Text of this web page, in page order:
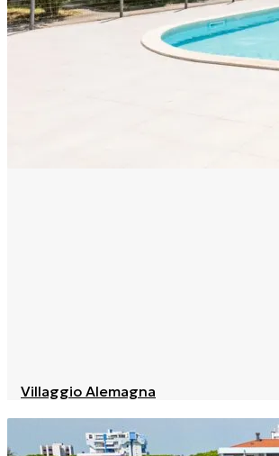
Villaggio Alemagna